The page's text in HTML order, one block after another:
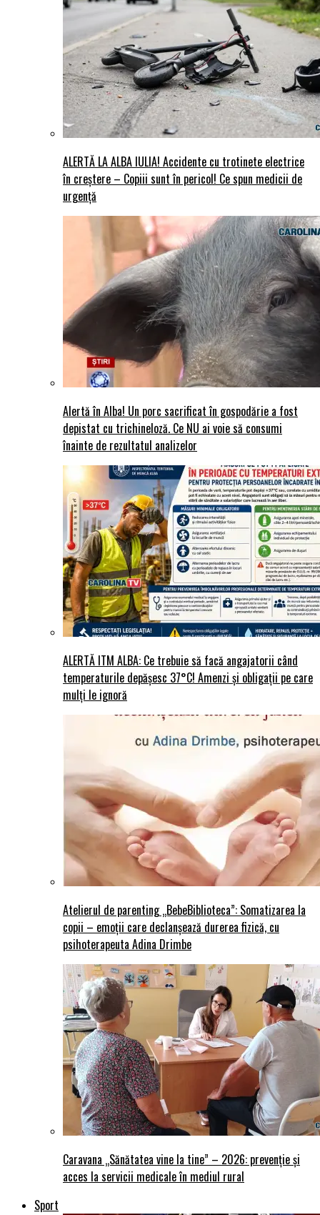
ALERTĂ LA ALBA IULIA! Accidente cu trotinete electrice
în creștere – Copiii sunt în pericol! Ce spun medicii de
urgență
Alertă în Alba! Un porc sacrificat în gospodărie a fost
depistat cu trichineloză. Ce NU ai voie să consumi
înainte de rezultatul analizelor
ALERTĂ ITM ALBA: Ce trebuie să facă angajatorii când
temperaturile depășesc 37°C! Amenzi și obligații pe care
mulți le ignoră
Atelierul de parenting „BebeBiblioteca”: Somatizarea la
copii – emoții care declanșează durerea fizică, cu
psihoterapeuta Adina Drimbe
Caravana „Sănătatea vine la tine” – 2026: prevenție și
acces la servicii medicale în mediul rural
Sport